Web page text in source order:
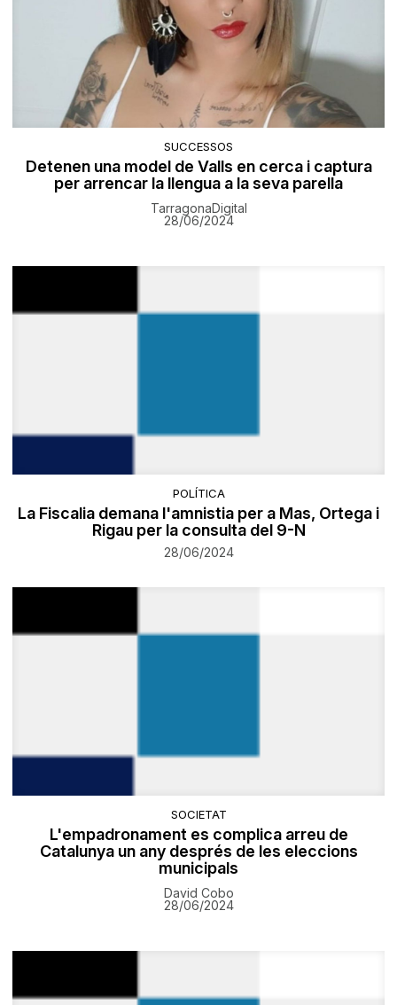
SUCCESSOS
Detenen una model de Valls en cerca i captura
per arrencar la llengua a la seva parella
TarragonaDigital
28/06/2024
POLÍTICA
La Fiscalia demana l'amnistia per a Mas, Ortega i
Rigau per la consulta del 9-N
28/06/2024
SOCIETAT
L'empadronament es complica arreu de
Catalunya un any després de les eleccions
municipals
David Cobo
28/06/2024